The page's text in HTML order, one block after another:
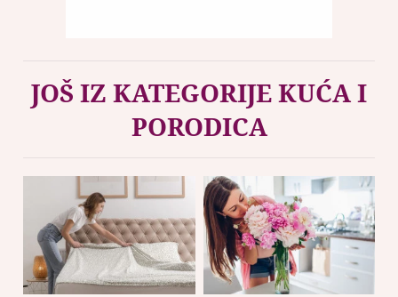
JOŠ IZ KATEGORIJE KUĆA I
PORODICA